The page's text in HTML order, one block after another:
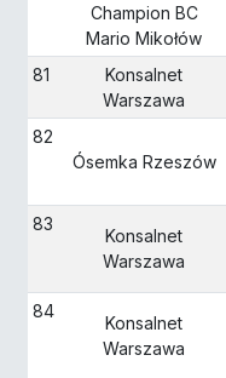
Champion BC
Mario Mikołów
81
Konsalnet
Warszawa
82
Ósemka Rzeszów
83
Konsalnet
Warszawa
84
Konsalnet
Warszawa